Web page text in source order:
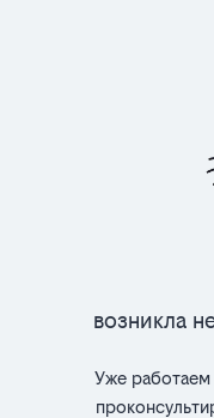
Возникла
Уже работаем